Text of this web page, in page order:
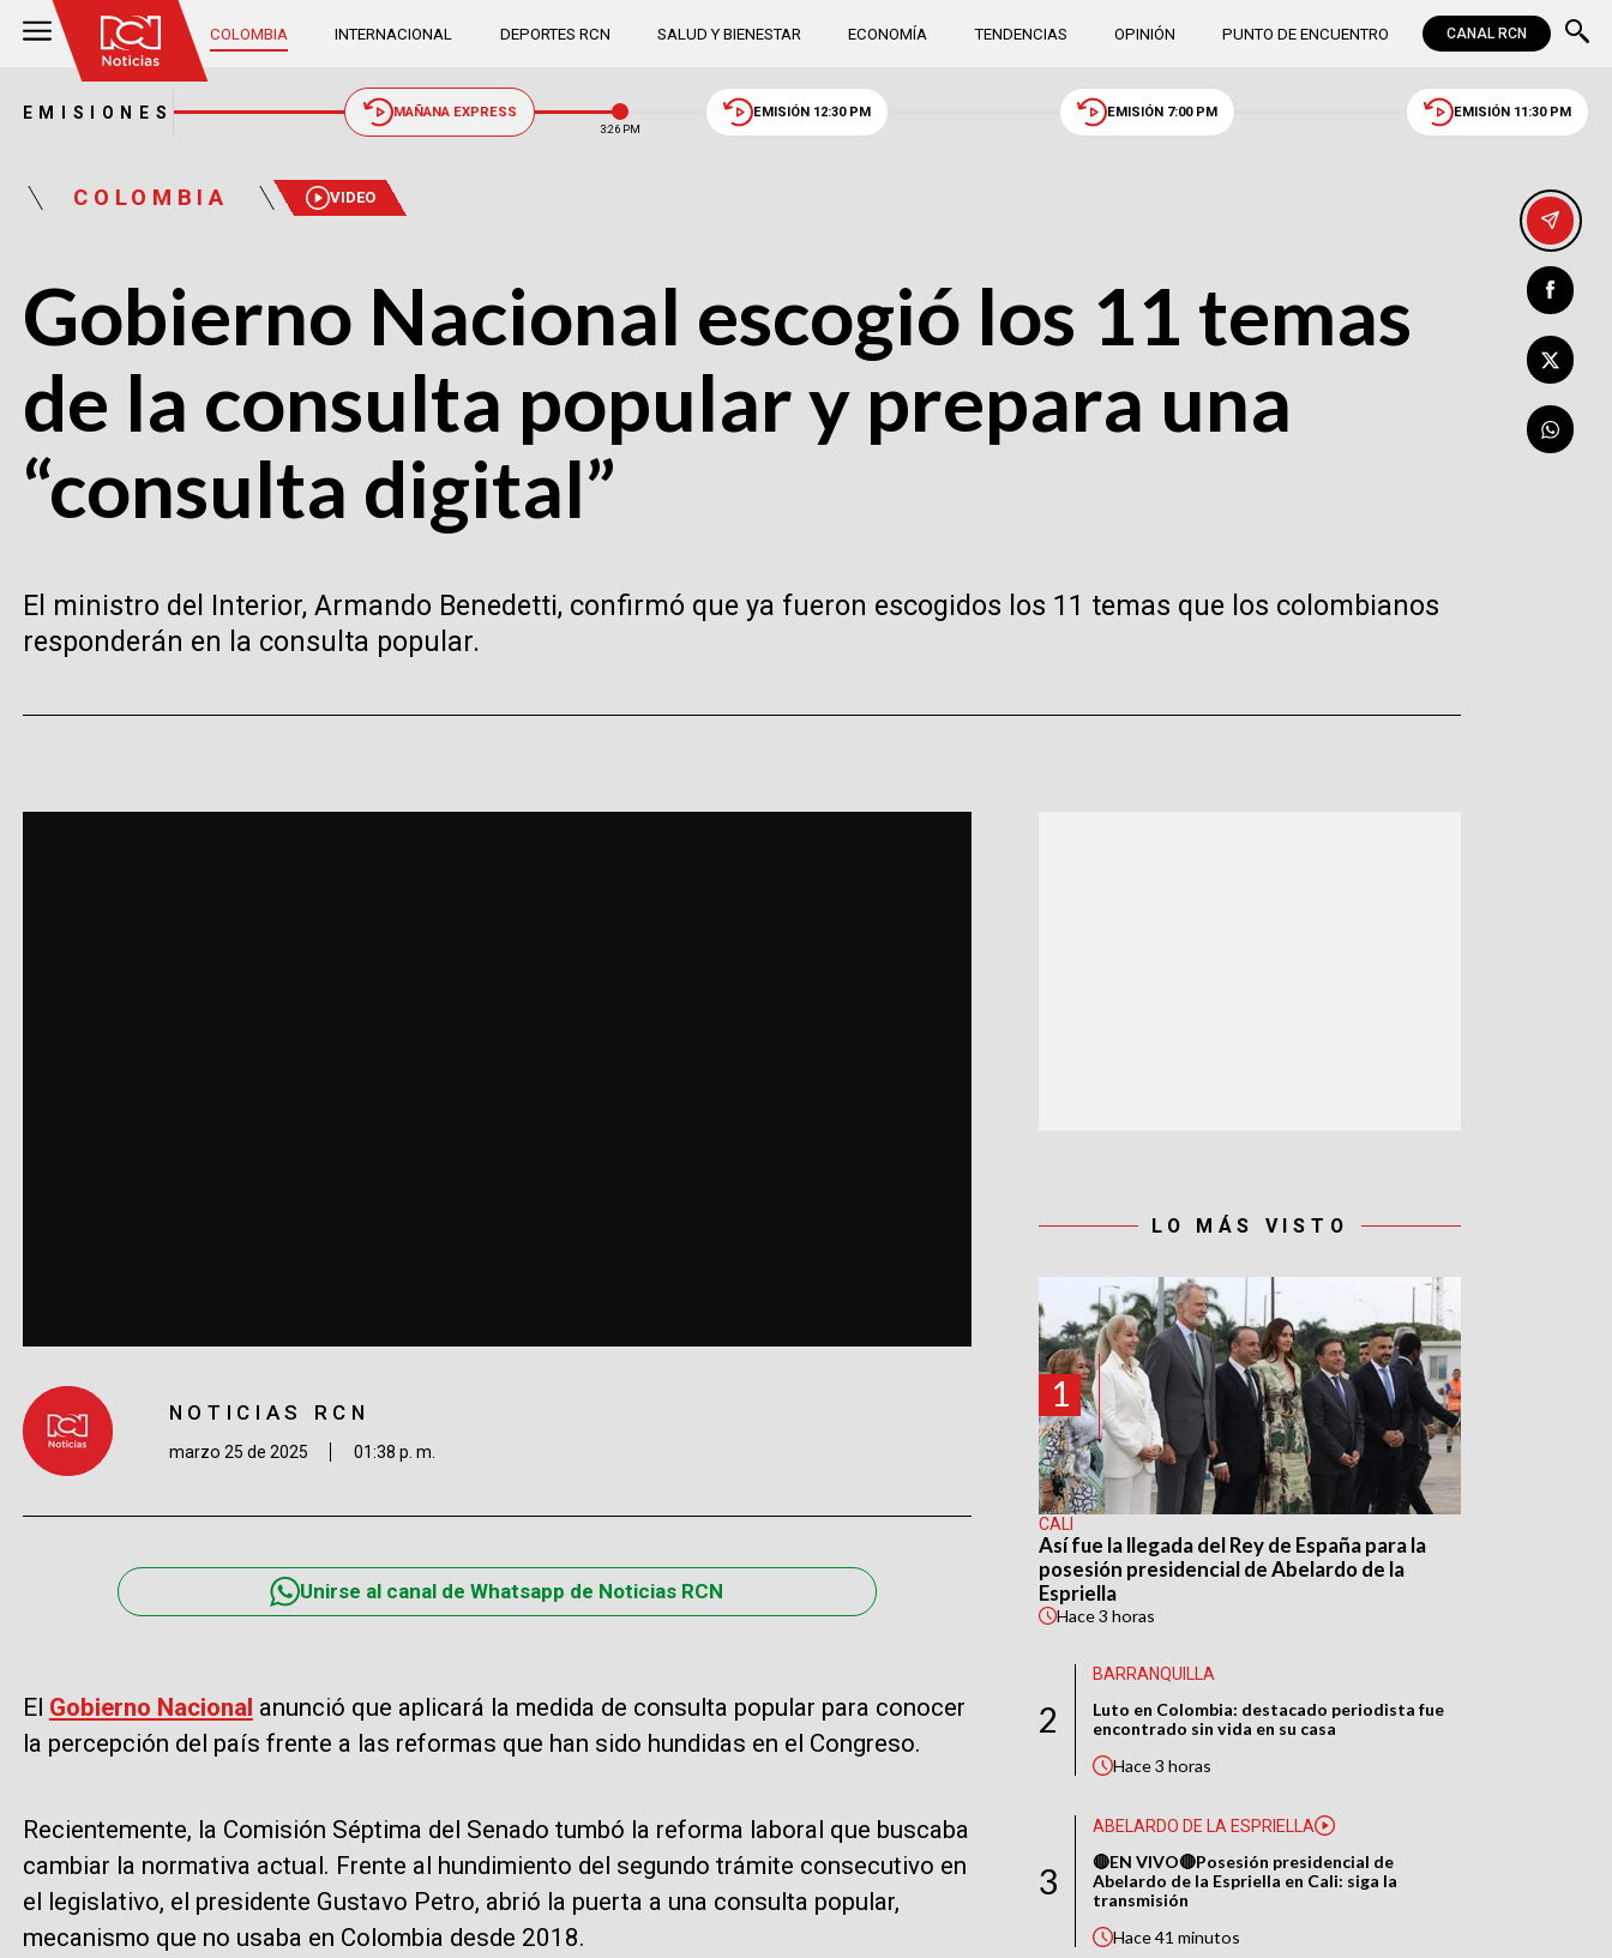
COLOMBIA INTERNACIONAL DEPORTES RCN SALUD Y BIENESTAR ECONOMÍA TENDENCIAS OPINIÓN PUNTO DE ENCUENTRO CANAL RCN
EMISIONES MAÑANA EXPRESS
3:26 PM
EMISIÓN 12:30 PM EMISIÓN 7:00 PM EMISIÓN 11:30 PM
COLOMBIA VIDEO
Gobierno Nacional escogió los 11 temas
de la consulta popular y prepara una
“consulta digital”
El ministro del Interior, Armando Benedetti, confirmó que ya fueron escogidos los 11 temas que los colombianos
responderán en la consulta popular.
NOTICIAS RCN
marzo 25 de 2025 01:38 p. m.
Unirse al canal de Whatsapp de Noticias RCN
El Gobierno Nacional anunció que aplicará la medida de consulta popular para conocer
la percepción del país frente a las reformas que han sido hundidas en el Congreso.
Recientemente, la Comisión Séptima del Senado tumbó la reforma laboral que buscaba
cambiar la normativa actual. Frente al hundimiento del segundo trámite consecutivo en
el legislativo, el presidente Gustavo Petro, abrió la puerta a una consulta popular,
mecanismo que no usaba en Colombia desde 2018.
LO MÁS VISTO
1
CALI
Así fue la llegada del Rey de España para la
posesión presidencial de Abelardo de la
Espriella
Hace3 horas
2
BARRANQUILLA
Luto en Colombia: destacado periodista fue
encontrado sin vida en su casa
Hace3 horas
3
ABELARDO DE LA ESPRIELLA
🔴EN VIVO🔴Posesión presidencial de
Abelardo de la Espriella en Cali: siga la
transmisión
Hace41 minutos